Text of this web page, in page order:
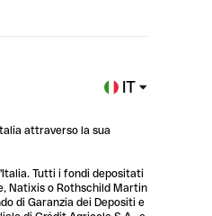
IT
attraverso la sua
Tutti i fondi depositati
Natixis o Rothschild Martin
di Garanzia dei Depositi e